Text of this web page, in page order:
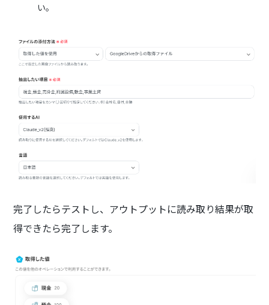
い。
完了したらテストし、アウトプットに読み取り結果が取
得できたら完了します。